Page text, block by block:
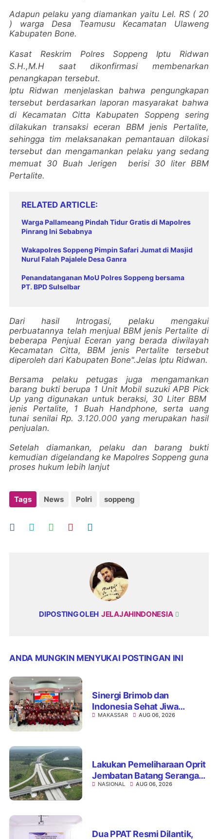
Adapun pelaku yang diamankan yaitu Lel. RS ( 20
) warga Desa Teamusu Kecamatan Ulaweng
Kabupaten Bone.
Kasat Reskrim Polres Soppeng Iptu Ridwan
S.H.,M.H saat dikonfirmasi membenarkan
penangkapan tersebut.
Iptu Ridwan menjelaskan bahwa pengungkapan
tersebut berdasarkan laporan masyarakat bahwa
di Kecamatan Citta Kabupaten Soppeng sering
dilakukan transaksi eceran BBM jenis Pertalite,
sehingga tim melaksanakan pemantauan dilokasi
tersebut dan mengamankan pelaku yang sedang
memuat 30 Buah Jerigen berisi 30 liter BBM
Pertalite.
RELATED ARTICLE
Warga Pallameang Pindah Tidur Gratis di Mapolres
Pinrang Ini Sebabnya
Wakapolres Soppeng Pimpin Safari Jumat di Masjid
Nurul Falah Pajalele Desa Ganra
Penandatanganan MoU Polres Soppeng bersama
PT. BPD Sulselbar
Dari hasil Introgasi, pelaku mengakui
perbuatannya telah menjual BBM jenis Pertalite di
beberapa Penjual Eceran yang berada diwilayah
Kecamatan Citta, BBM jenis Pertalite tersebut
diperoleh dari Kabupaten Bone".Jelas Iptu Ridwan.
Bersama pelaku petugas juga mengamankan
barang bukti berupa 1 Unit Mobil suzuki APB Pick
Up yang digunakan untuk beraksi, 30 Liter BBM
jenis Pertalite, 1 Buah Handphone, serta uang
tunai senilai Rp. 3.120.000 yang merupakan hasil
penjualan.
Setelah diamankan, pelaku dan barang bukti
kemudian digelandang ke Mapolres Soppeng guna
proses hukum lebih lanjut
Tags News Polri soppeng
DIPOSTING OLEH JELAJAHINDONESIA
ANDA MUNGKIN MENYUKAI POSTINGAN INI
Sinergi Brimob dan
Indonesia Sehat Jiwa
Hadirkan Pojok Curhat,
MAKASSAR AUG 06, 2026
Lakukan Pemeliharaan Oprit
Jembatan Batang Serangan,
Hutama Karya Uji Coba
NASIONAL AUG 06, 2026
Dua PPAT Resmi Dilantik,